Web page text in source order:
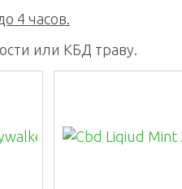
4 часов.
или КБД траву.